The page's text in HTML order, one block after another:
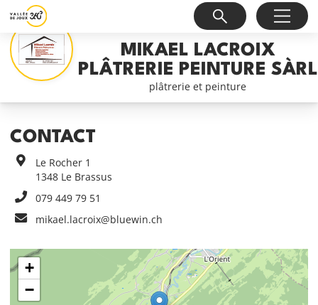
MIKAEL LACROIX
PLÂTRERIE PEINTURE SÀRL
plâtrerie et peinture
CONTACT
Le Rocher 1
1348 Le Brassus
079 449 79 51
mikael.lacroix@bluewin.ch
+
−